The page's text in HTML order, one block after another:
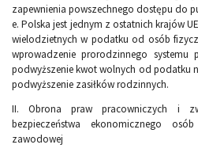
zapewnienia powszechnego dostępu do
e. Polska jest jednym z ostatnich krajów
wielodzietnych w podatku od osób
wprowadzenie prorodzinnego systemu
podwyższenie kwot wolnych od podatku
podwyższenie zasiłków rodzinnych.
II. Obrona praw pracowniczych i
bezpieczeństwa ekonomicznego
zawodowej